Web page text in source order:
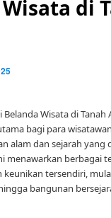
di
Belanda Wisata di Tanah
bagi para
alam dan sejarah yang
menawarkan berbagai
tersendiri,
bangunan